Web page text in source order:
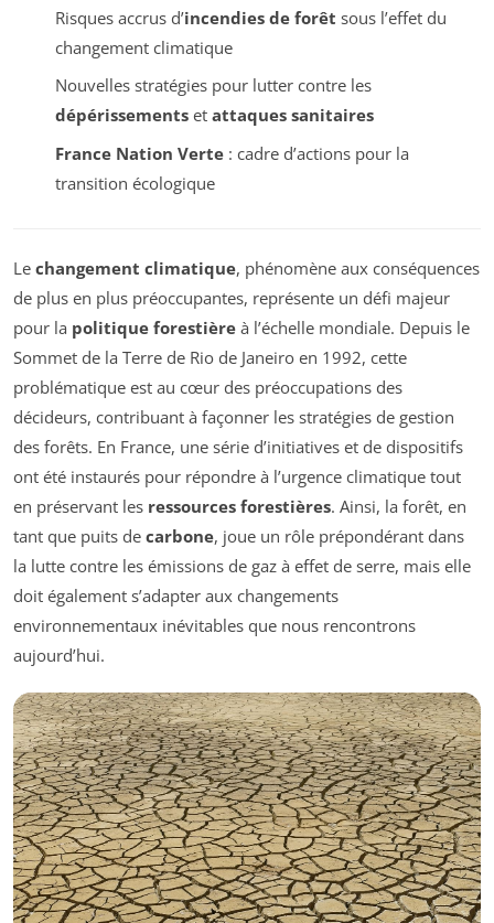
Risques accrus d’incendies de forêt sous l’effet du
changement climatique
Nouvelles stratégies pour lutter contre les
dépérissementset attaques sanitaires
France Nation Verte: cadre d’actions pour la
transition écologique
Le changement climatique, phénomène aux conséquences
de plus en plus préoccupantes, représente un défi majeur
pour la politique forestière à l’échelle mondiale. Depuis le
Sommet de la Terre de Rio de Janeiro en 1992, cette
problématique est au cœur des préoccupations des
décideurs, contribuant à façonner les stratégies de gestion
des forêts. En France, une série d’initiatives et de dispositifs
ont été instaurés pour répondre à l’urgence climatique tout
en préservant les ressources forestières. Ainsi, la forêt, en
tant que puits de carbone, joue un rôle prépondérant dans
la lutte contre les émissions de gaz à effet de serre, mais elle
doit également s’adapter aux changements
environnementaux inévitables que nous rencontrons
aujourd’hui.